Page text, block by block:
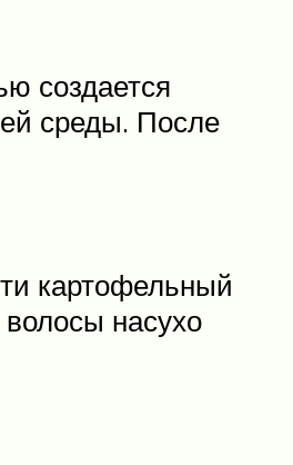
создается
среды. После
картофельный
насухо